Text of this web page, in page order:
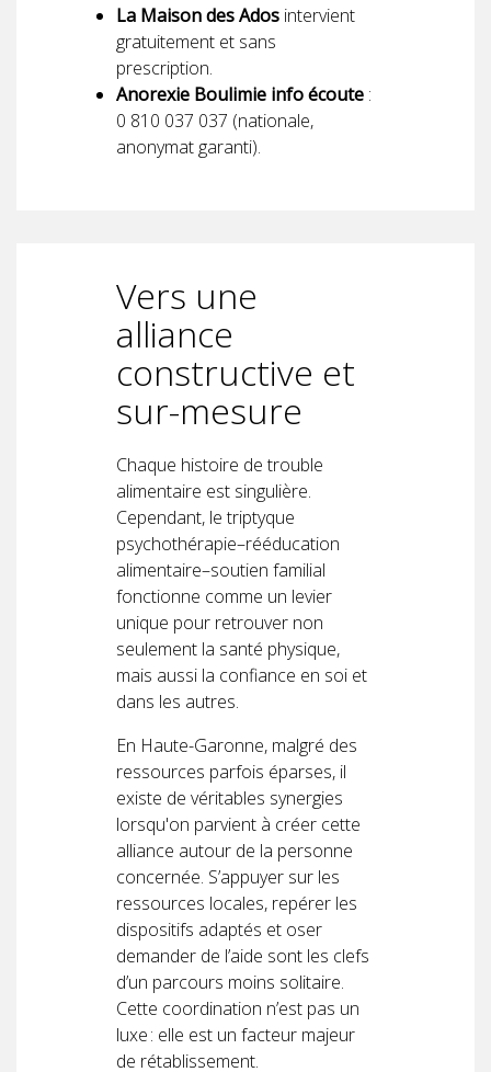
La Maison des Ados intervient
gratuitement et sans
prescription.
Anorexie Boulimie info écoute :
0 810 037 037 (nationale,
anonymat garanti).
Vers une
alliance
constructive et
sur-mesure
Chaque histoire de trouble
alimentaire est singulière.
Cependant, le triptyque
psychothérapie–rééducation
alimentaire–soutien familial
fonctionne comme un levier
unique pour retrouver non
seulement la santé physique,
mais aussi la confiance en soi et
dans les autres.
En Haute-Garonne, malgré des
ressources parfois éparses, il
existe de véritables synergies
lorsqu'on parvient à créer cette
alliance autour de la personne
concernée. S’appuyer sur les
ressources locales, repérer les
dispositifs adaptés et oser
demander de l’aide sont les clefs
d’un parcours moins solitaire.
Cette coordination n’est pas un
luxe : elle est un facteur majeur
de rétablissement.